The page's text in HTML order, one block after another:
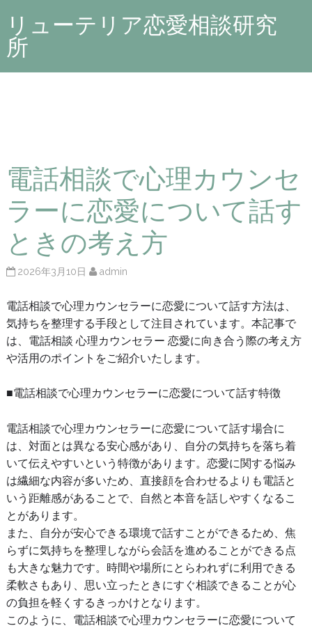
リューテリア恋愛相談研究
所
電話相談で心理カウンセ
ラーに恋愛について話す
ときの考え方
2026年3月10日 admin
電話相談で心理カウンセラーに恋愛について話す方法は、
気持ちを整理する手段として注目されています。本記事で
は、電話相談 心理カウンセラー 恋愛に向き合う際の考え方
や活用のポイントをご紹介いたします。
■電話相談で心理カウンセラーに恋愛について話す特徴
電話相談で心理カウンセラーに恋愛について話す場合に
は、対面とは異なる安心感があり、自分の気持ちを落ち着
いて伝えやすいという特徴があります。恋愛に関する悩み
は繊細な内容が多いため、直接顔を合わせるよりも電話と
いう距離感があることで、自然と本音を話しやすくなるこ
とがあります。
また、自分が安心できる環境で話すことができるため、焦
らずに気持ちを整理しながら会話を進めることができる点
も大きな魅力です。時間や場所にとらわれずに利用できる
柔軟さもあり、思い立ったときにすぐ相談できることが心
の負担を軽くするきっかけとなります。
このように、電話相談で心理カウンセラーに恋愛について